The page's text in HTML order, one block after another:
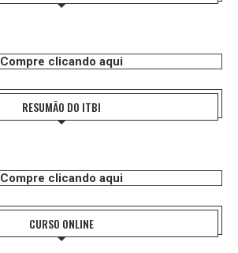
Compre clicando aqui
RESUMÃO DO ITBI
Compre clicando aqui
CURSO ONLINE